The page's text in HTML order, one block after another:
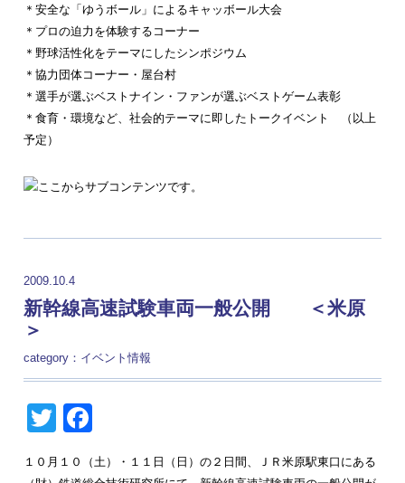
＊安全な「ゆうボール」によるキャッボール大会
＊プロの迫力を体験するコーナー
＊野球活性化をテーマにしたシンポジウム
＊協力団体コーナー・屋台村
＊選手が選ぶベストナイン・ファンが選ぶベストゲーム表彰
＊食育・環境など、社会的テーマに即したトークイベント （以上
予定）
2009.10.4
新幹線高速試験車両一般公開 ＜米原
＞
category： イベント情報
TwitterFacebook
１０月１０（土）・１１日（日）の２日間、ＪＲ米原駅東口にある